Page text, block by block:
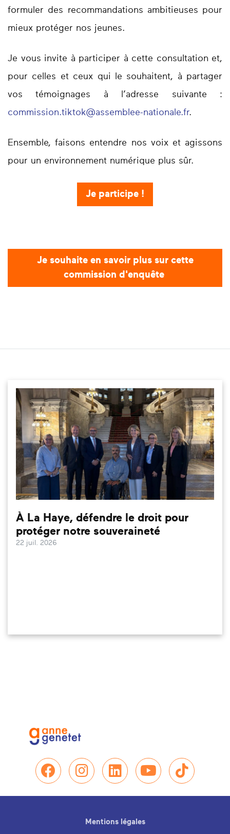
formuler des recommandations ambitieuses pour
mieux protéger nos jeunes.
Je vous invite à participer à cette consultation et,
pour celles et ceux qui le souhaitent, à partager
vos témoignages à l’adresse suivante :
commission.tiktok@assemblee-nationale.fr.
Ensemble, faisons entendre nos voix et agissons
pour un environnement numérique plus sûr.
Je participe !
Je souhaite en savoir plus sur cette
commission d'enquête
À La Haye, défendre le droit pour
protéger notre souveraineté
22 juil. 2026
Nous retrouver sur
Nous retrouver sur
Nous retrouver
NousNous
Mentions légales